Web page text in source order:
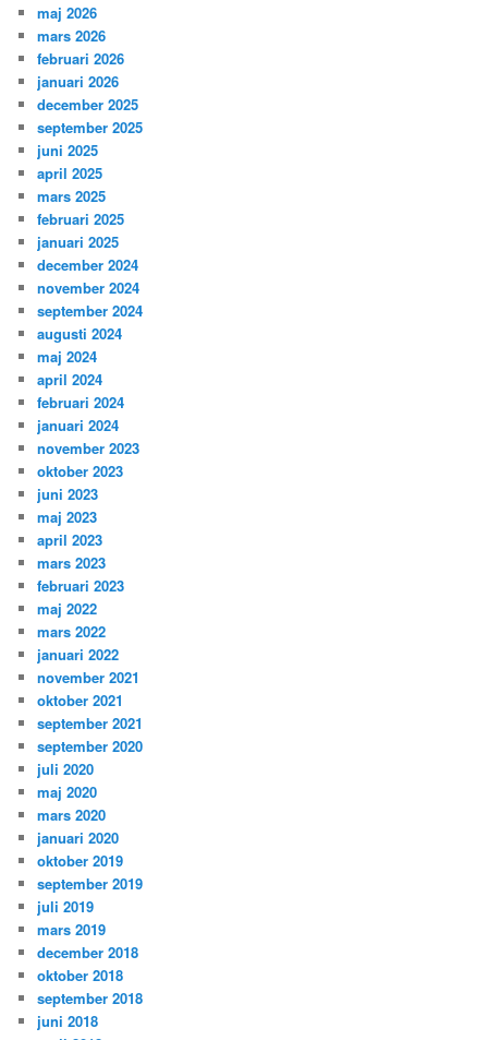
maj 2026
mars 2026
februari 2026
januari 2026
december 2025
september 2025
juni 2025
april 2025
mars 2025
februari 2025
januari 2025
december 2024
november 2024
september 2024
augusti 2024
maj 2024
april 2024
februari 2024
januari 2024
november 2023
oktober 2023
juni 2023
maj 2023
april 2023
mars 2023
februari 2023
maj 2022
mars 2022
januari 2022
november 2021
oktober 2021
september 2021
september 2020
juli 2020
maj 2020
mars 2020
januari 2020
oktober 2019
september 2019
juli 2019
mars 2019
december 2018
oktober 2018
september 2018
juni 2018